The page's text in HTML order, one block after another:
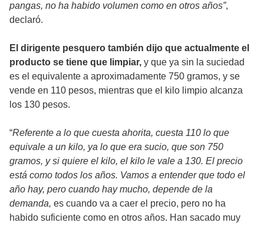
pangas, no ha habido volumen como en otros años”,
declaró.
El dirigente pesquero también dijo que actualmente el
producto se tiene que limpiar, y que ya sin la suciedad
es el equivalente a aproximadamente 750 gramos, y se
vende en 110 pesos, mientras que el kilo limpio alcanza
los 130 pesos.
“Referente a lo que cuesta ahorita, cuesta 110 lo que
equivale a un kilo, ya lo que era sucio, que son 750
gramos, y si quiere el kilo, el kilo le vale a 130. El precio
está como todos los años. Vamos a entender que todo el
año hay, pero cuando hay mucho, depende de la
demanda, es cuando va a caer el precio, pero no ha
habido suficiente como en otros años. Han sacado muy